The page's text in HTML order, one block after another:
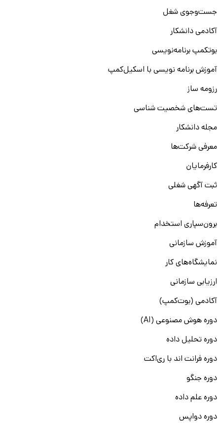
جست‌و‌جوی شغل
آکادمی دانشکار
بوتکمپ برنامه‌نویسی
آموزش برنامه نویسی با اسکیل‌کمپ
رزومه ساز
تست‌های شخصیت شناسی
مجله دانشکار
معرفی شرکت‌ها
کارفرمایان
ثبت آگهی شغلی
تعرفه‌ها
برون‌سپاری استخدام
آموزش سازمانی
نمایشگاه‌های کار
ارزیابی سازمانی
آکادمی (بوت‌کمپ)
دوره هوش مصنوعی (AI)
دوره تحلیل داده
دوره فرانت اند با ری‌اکت
دوره جنگو
دوره علم داده
دوره دواپس